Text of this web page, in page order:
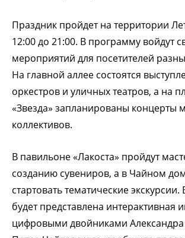
Праздник пройдет на территории
12:00 до 21:00. В программу войдут
мероприятий для посетителей
На главной аллее состоятся
оркестров и уличных театров, а на
«Звезда» запланированы концерты
коллективов.
В павильоне «Лакоста» пройдут
созданию сувениров, а в Чайном
стартовать тематические
будет представлена интерактивная
цифровыми двойниками